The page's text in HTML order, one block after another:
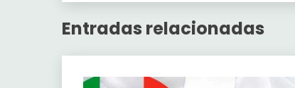
Entradas relacionadas